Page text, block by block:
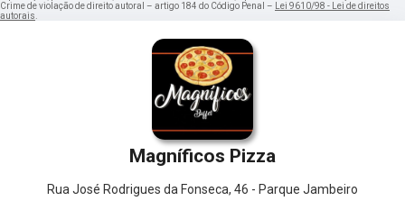
Crime de violação de direito autoral – artigo 184 do Código Penal –
Lei 9610/98 - Lei de direitos
autorais
Magníficos Pizza
Rua José Rodrigues da Fonseca, 46 - Parque Jambeiro